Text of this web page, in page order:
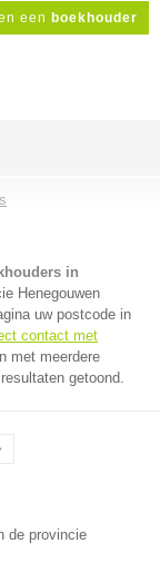
een boekhouder
in
Henegouwen
uw postcode in
contact met
met meerdere
getoond.
de provincie